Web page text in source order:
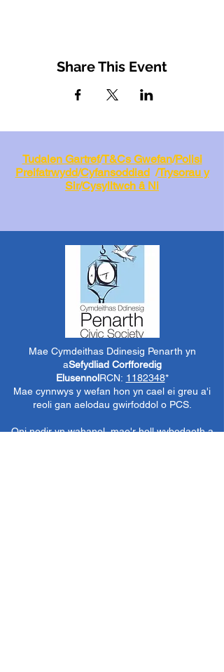
Share This Event
Tudalen Gartref/T&Cs Gwefan/Polisi
Preifatrwydd/Cyfansoddiad/Trysorau y
Sir/Cysylltwch â Ni
Mae Cymdeithas Ddinesig Penarth yn
aSefydliad Corfforedig
ElusennolRCN: 1182348*
Mae cynnwys y wefan hon yn cael ei greu a'i
reoli gan aelodau gwirfoddol o PCS.
Oni nodir yn wahanol, mae'r holl wybodaeth a